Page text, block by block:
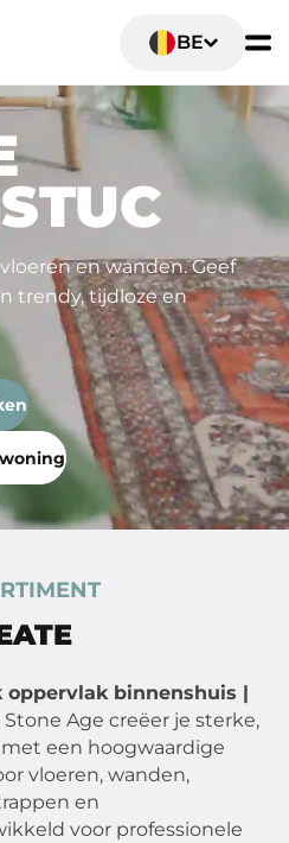
BE
en wanden. Geef
trendy, tijdloze en
oppervlak binnenshuis |
Age creëer je sterke,
een hoogwaardige
vloeren, wanden,
en
voor professionele